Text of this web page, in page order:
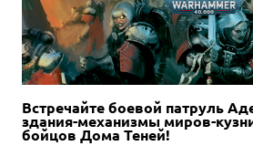
Встречайте боевой патруль
здания-механизмы миров-
бойцов Дома Теней!